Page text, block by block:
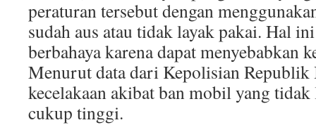
peraturan tersebut dengan
sudah aus atau tidak layak pakai. Hal
berbahaya karena dapat menyebabkan
Menurut data dari Kepolisian Republik
kecelakaan akibat ban mobil yang
cukup tinggi.